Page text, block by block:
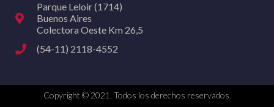
Parque Leloir (1714)
Buenos Aires
Colectora Oeste Km 26,5
(54-11) 2118-4552
Copyright © 2021. Todos los derechos reservados.